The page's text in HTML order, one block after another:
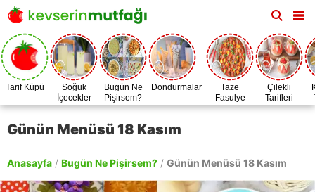
Tarif Küpü
Soğuk
İçecekler
Bugün Ne
Pişirsem?
Dondurmalar
Taze
Fasulye
Zamanı
Çilekli
Tarifleri
Günün Menüsü 18 Kasım
Anasayfa / Bugün Ne Pişirsem? / Günün Menüsü 18 Kasım